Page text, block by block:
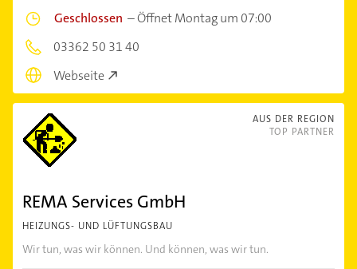
Geschlossen –Öffnet Montag um 07:00
03362 50 31 40
Webseite
AUS DER REGION
TOP PARTNER
REMA Services GmbH
HEIZUNGS- UND LÜFTUNGSBAU
Wir tun, was wir können. Und können, was wir tun.